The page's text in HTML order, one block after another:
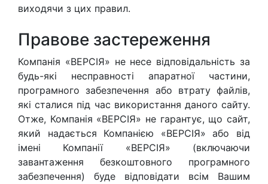
виходячи з цих правил.
Правове застереження
Компанія «ВЕРСІЯ» не несе відповідальність за
будь-які несправності апаратної частини,
програмного забезпечення або втрату файлів,
які сталися під час використання даного сайту.
Отже, Компанія «ВЕРСІЯ» не гарантує, що сайт,
який надається Компанією «ВЕРСІЯ» або від
імені Компанії «ВЕРСІЯ» (включаючи
завантаження безкоштовного програмного
забезпечення) буде відповідати всім Вашим